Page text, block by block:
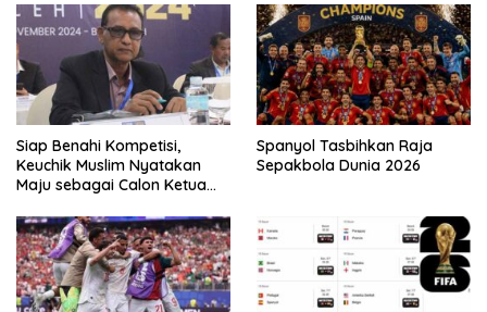
Siap Benahi Kompetisi,
Keuchik Muslim Nyatakan
Maju sebagai Calon Ketua
Spanyol Tasbihkan Raja
Sepakbola Dunia 2026